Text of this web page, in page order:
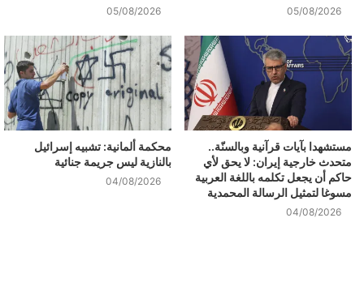
05/08/2026
05/08/2026
مستشهدا بآيات قرآنية وبالسنّة..
متحدث خارجية إيران: لا يحق لأي
حاكم أن يجعل تكلمه باللغة العربية
مسوغا لتمثيل الرسالة المحمدية
04/08/2026
محكمة ألمانية: تشبيه إسرائيل
بالنازية ليس جريمة جنائية
04/08/2026